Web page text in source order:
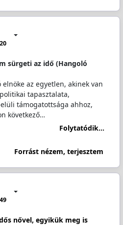
sürgeti az idő (Hangoló
az egyetlen, akinek van
tapasztalata,
támogatottsága ahhoz,
következő…
Folytatódik...
Forrást nézem, terjesztem
nővel, egyikük meg is